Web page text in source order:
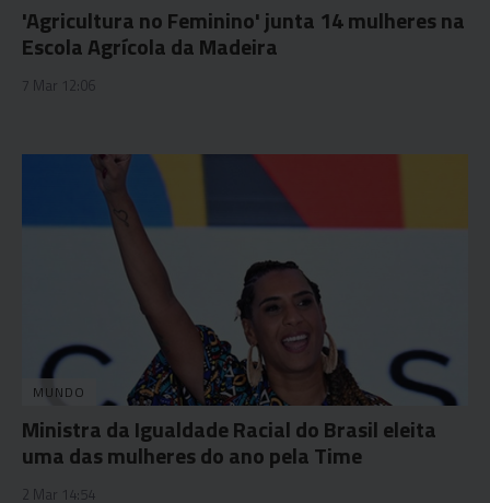
'Agricultura no Feminino' junta 14 mulheres na
Escola Agrícola da Madeira
7 Mar 12:06
MUNDO
Ministra da Igualdade Racial do Brasil eleita
uma das mulheres do ano pela Time
2 Mar 14:54